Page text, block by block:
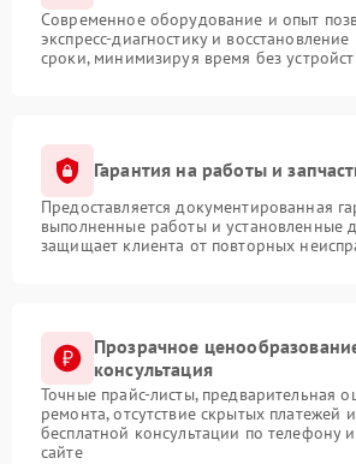
Современное оборудование и опыт
экспресс-диагностику и
сроки, минимизируя время без
Гарантия на работы и
Предоставляется документированная
выполненные работы и установленные
защищает клиента от повторных
Прозрачное
консультация
Точные прайс-листы, предварительная
ремонта, отсутствие скрытых платежей
бесплатной консультации по телефону
сайте